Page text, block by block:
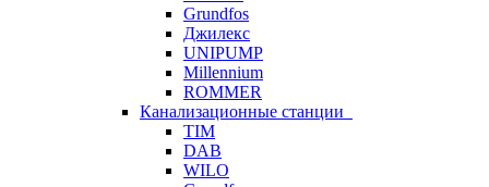
Grundfos
Джилекс
UNIPUMP
Millennium
ROMMER
Канализационные станции
TIM
DAB
WILO